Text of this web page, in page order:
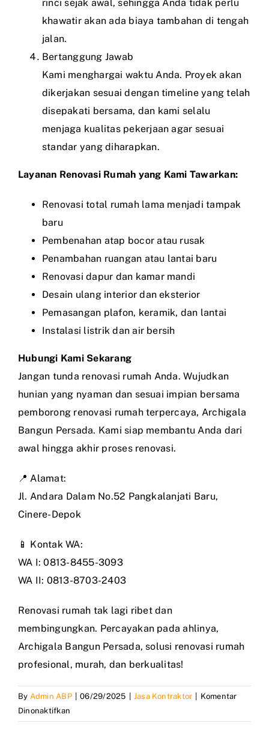
rinci sejak awal, sehingga Anda tidak perlu
khawatir akan ada biaya tambahan di tengah
jalan.
Bertanggung Jawab
Kami menghargai waktu Anda. Proyek akan
dikerjakan sesuai dengan timeline yang telah
disepakati bersama, dan kami selalu
menjaga kualitas pekerjaan agar sesuai
standar yang diharapkan.
Layanan Renovasi Rumah yang Kami Tawarkan:
Renovasi total rumah lama menjadi tampak
baru
Pembenahan atap bocor atau rusak
Penambahan ruangan atau lantai baru
Renovasi dapur dan kamar mandi
Desain ulang interior dan eksterior
Pemasangan plafon, keramik, dan lantai
Instalasi listrik dan air bersih
Hubungi Kami Sekarang
Jangan tunda renovasi rumah Anda. Wujudkan
hunian yang nyaman dan sesuai impian bersama
pemborong renovasi rumah terpercaya, Archigala
Bangun Persada. Kami siap membantu Anda dari
awal hingga akhir proses renovasi.
📍 Alamat:
Jl. Andara Dalam No.52 Pangkalanjati Baru,
Cinere-Depok
📱 Kontak WA:
WA I: 0813-8455-3093
WA II: 0813-8703-2403
Renovasi rumah tak lagi ribet dan
membingungkan. Percayakan pada ahlinya,
Archigala Bangun Persada, solusi renovasi rumah
profesional, murah, dan berkualitas!
By Admin ABP 06/29/2025 Jasa Kontraktor
Komentar
Dinonaktifkan
Jasa